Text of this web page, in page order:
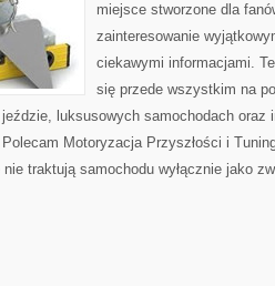
miejsce stworzone dla
zainteresowanie
ciekawymi informacjami.
się przede wszystkim na
luksusowych samochodach oraz
Motoryzacja Przyszłości i
traktują samochodu wyłącznie jako